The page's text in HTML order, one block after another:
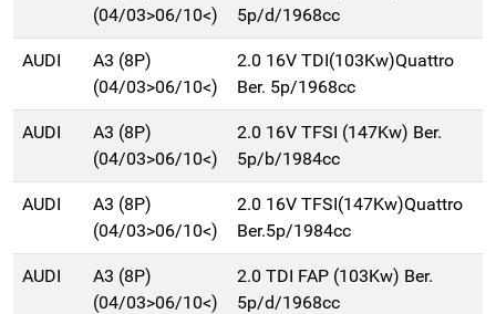
(04/03>06/10<)
5p/d/1968cc
AUDI
A3 (8P)
(04/03>06/10<)
2.0 16V TDI(103Kw)Quattro
Ber. 5p/1968cc
AUDI
A3 (8P)
(04/03>06/10<)
2.0 16V TFSI (147Kw) Ber.
5p/b/1984cc
AUDI
A3 (8P)
(04/03>06/10<)
2.0 16V TFSI(147Kw)Quattro
Ber.5p/1984cc
AUDI
A3 (8P)
(04/03>06/10<)
2.0 TDI FAP (103Kw) Ber.
5p/d/1968cc